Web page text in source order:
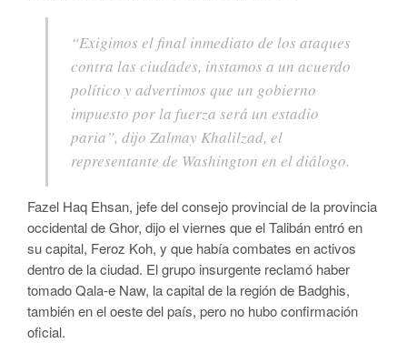
“Exigimos el final inmediato de los ataques
contra las ciudades, instamos a un acuerdo
político y advertimos que un gobierno
impuesto por la fuerza será un estadio
paria”, dijo Zalmay Khalilzad, el
representante de Washington en el diálogo.
Fazel Haq Ehsan, jefe del consejo provincial de la provincia
occidental de Ghor, dijo el viernes que el Talibán entró en
su capital, Feroz Koh, y que había combates en activos
dentro de la ciudad. El grupo insurgente reclamó haber
tomado Qala-e Naw, la capital de la región de Badghis,
también en el oeste del país, pero no hubo confirmación
oficial.